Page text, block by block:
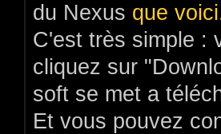
du Nexus que
C'est très simple :
cliquez sur
soft se met a
Et vous pouvez